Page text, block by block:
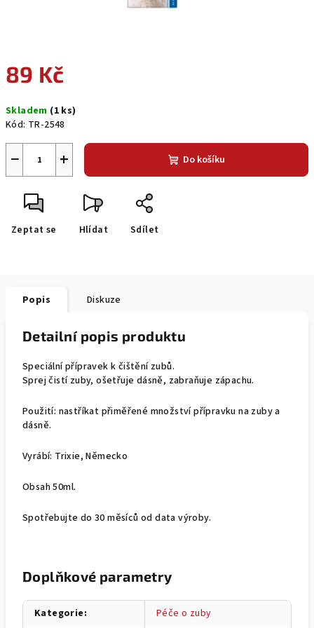
89 Kč
cena:
Skladem (1 ks)
Kód: TR-2548
+
− Do košíku
Zeptat se Hlídat Sdílet
Popis Diskuze
Detailní popis produktu
Speciální přípravek k čištění zubů.
Sprej čistí zuby, ošetřuje dásně, zabraňuje zápachu.
Použití: nastříkat přiměřené množství přípravku na zuby a
dásně.
Vyrábí: Trixie, Německo
Obsah 50ml.
Spotřebujte do 30 měsíců od data výroby.
Doplňkové parametry
Kategorie: Péče o zuby